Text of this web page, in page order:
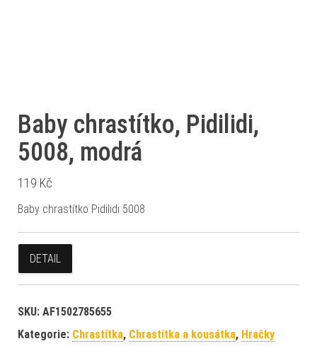
Baby chrastítko, Pidilidi,
5008, modrá
119 Kč
Baby chrastítko Pidilidi 5008
DETAIL
SKU: AF1502785655
Kategorie: Chrastítka, Chrastítka a kousátka, Hračky